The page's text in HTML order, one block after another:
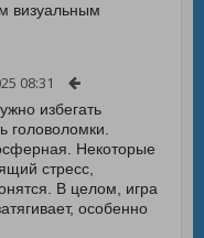
визуальным
08:31
избегать
головоломки.
Некоторые
стресс,
В целом, игра
особенно